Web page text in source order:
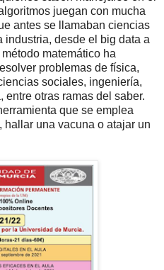
juegan con mucha
antes se llamaban ciencias
industria, desde el big data a
matemático ha
problemas de física,
sociales, ingeniería,
otras ramas del saber.
que se emplea
hallar una vacuna o atajar un